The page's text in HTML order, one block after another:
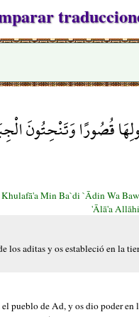
وَتَنْحِتُونَ الْجِبَالَ
Min Ba`di `Ādin Wa
'Ālā'a
los aditas y os estableció en la
pueblo de Ad, y os dio poder